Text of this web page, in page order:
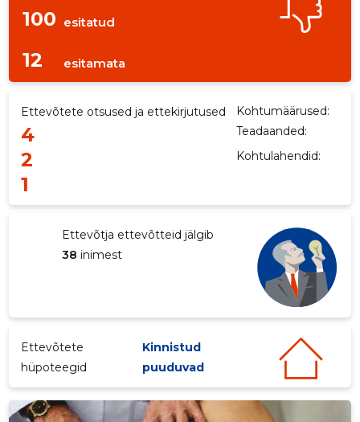
100 esitatud
12 esitamata
Ettevõtete otsused ja ettekirjutused Kohtumäärused:
4 Teadaanded:
2 Kohtulahendid:
1
Ettevõtja ettevõtteid jälgib
38 inimest
Ettevõtete
hüpoteegid
Kinnistud
puuduvad